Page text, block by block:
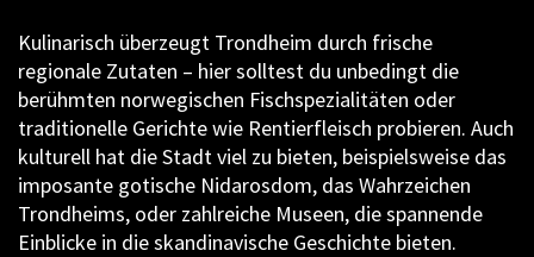
Kulinarisch überzeugt Trondheim durch frische
regionale Zutaten – hier solltest du unbedingt die
berühmten norwegischen Fischspezialitäten oder
traditionelle Gerichte wie Rentierfleisch probieren. Auch
kulturell hat die Stadt viel zu bieten, beispielsweise das
imposante gotische Nidarosdom, das Wahrzeichen
Trondheims, oder zahlreiche Museen, die spannende
Einblicke in die skandinavische Geschichte bieten.